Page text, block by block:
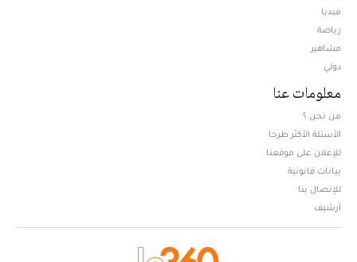
ميديا
رياضة
مشاهير
دولي
معلومات عنا
من نحن ؟
الأسئلة الأكثر طرحا
للإعلان على موقعنا
بيانات قانونية
للإتصال بنا
أرشيف